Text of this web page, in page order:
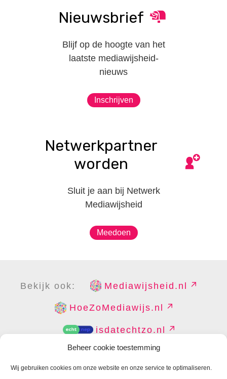
Beheer cookie toestemming
Wij gebruiken cookies om onze website en onze service te optimaliseren.
Nieuwsbrief
Blijf op de hoogte van het
laatste mediawijsheid-
nieuws
Inschrijven
Netwerkpartner
worden
Sluit je aan bij Netwerk
Mediawijsheid
Meedoen
Bekijk ook: Mediawijsheid.nl
HoeZoMediawijs.nl
isdatechtzo.nl